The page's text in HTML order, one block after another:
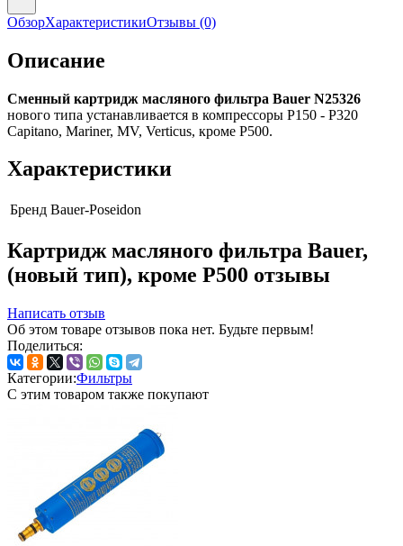
ОбзорХарактеристикиОтзывы (0)
Описание
Сменный картридж масляного фильтра Bauer N25326
нового типа устанавливается в компрессоры P150 - P320
Capitano, Mariner, MV, Verticus, кроме P500.
Характеристики
Бренд Bauer-Poseidon
Картридж масляного фильтра Bauer,
(новый тип), кроме Р500 отзывы
Написать отзыв
Об этом товаре отзывов пока нет. Будьте первым!
Поделиться:
Категории:Фильтры
С этим товаром также покупают